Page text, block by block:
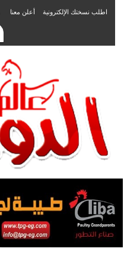
اطلب نسختك الإلكترونية أعلن معنا